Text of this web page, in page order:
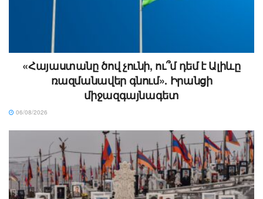
«Հայաստանը ծով չունի, ու՞մ դեմ է Ալիևը
ռազմանավեր գնում». Իրանցի
միջազգայնագետ
06/08/2026